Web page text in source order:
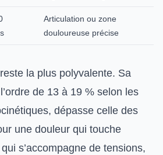
Articulation ou zone
douloureuse précise
la plus polyvalente. Sa
de 13 à 19 % selon les
dépasse celle des
une douleur qui touche
s’accompagne de tensions,